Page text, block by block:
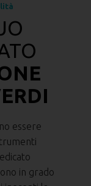
essere
in grado